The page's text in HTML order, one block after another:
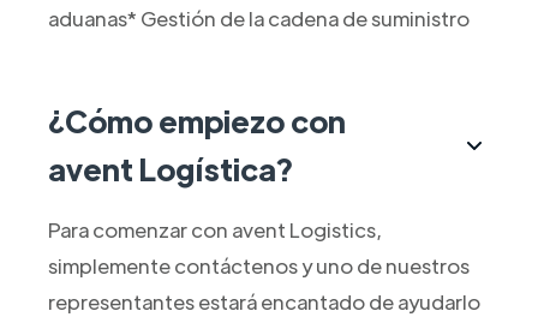
aduanas* Gestión de la cadena de suministro
¿Cómo empiezo con
avent Logística?
Para comenzar con avent Logistics,
simplemente contáctenos y uno de nuestros
representantes estará encantado de ayudarlo